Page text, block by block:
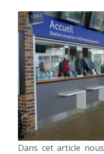
Dans cet article